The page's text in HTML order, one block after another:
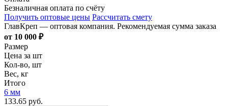
Безналичная оплата по счёту
Получить оптовые цены Рассчитать смету
ГлавКреп — оптовая компания. Рекомендуемая сумма заказа
от 10 000 ₽
Размер
Цена за шт
Кол-во, шт
Вес, кг
Итого
6 мм
133.65 руб.